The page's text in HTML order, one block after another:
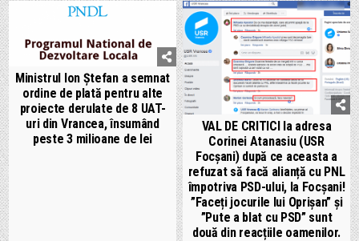
Ministrul Ion Ștefan a semnat
ordine de plată pentru alte
proiecte derulate de 8 UAT-
uri din Vrancea, însumând
peste 3 milioane de lei
VAL DE CRITICI la adresa
Corinei Atanasiu (USR
Focșani) după ce aceasta a
refuzat să facă alianță cu PNL
împotriva PSD-ului, la Focșani!
”Faceți jocurile lui Oprișan” și
”Pute a blat cu PSD” sunt
două din reacțiile oamenilor.